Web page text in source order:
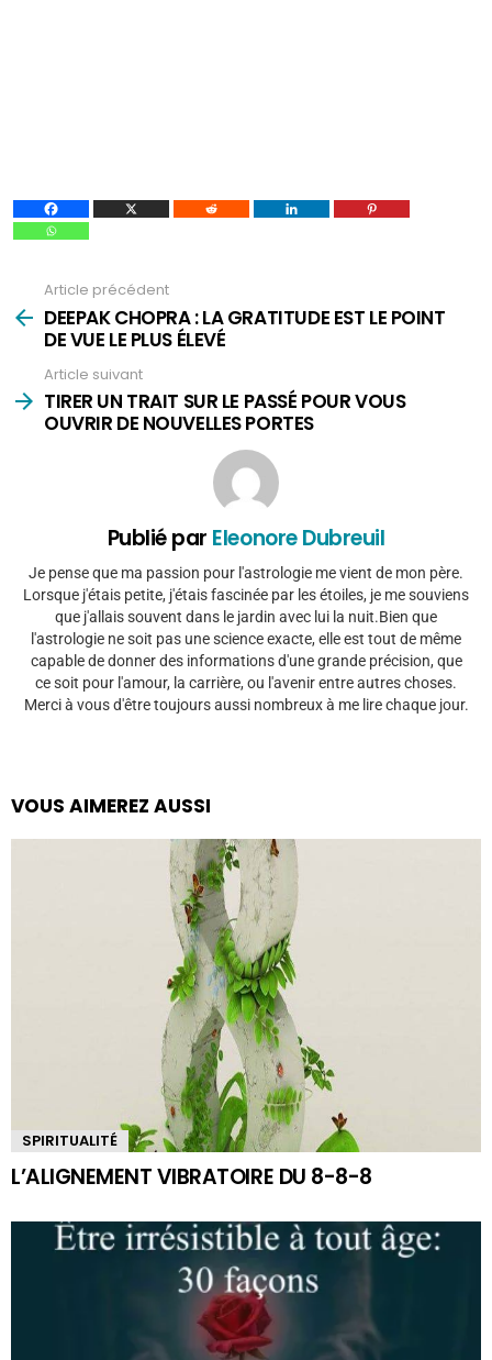
plus
Article précédent
DEEPAK CHOPRA : LA GRATITUDE EST LE POINT
DE VUE LE PLUS ÉLEVÉ
Article suivant
TIRER UN TRAIT SUR LE PASSÉ POUR VOUS
OUVRIR DE NOUVELLES PORTES
Publié par Eleonore Dubreuil
Je pense que ma passion pour l'astrologie me vient de mon père.
Lorsque j'étais petite, j'étais fascinée par les étoiles, je me souviens
que j'allais souvent dans le jardin avec lui la nuit.Bien que
l'astrologie ne soit pas une science exacte, elle est tout de même
capable de donner des informations d'une grande précision, que
ce soit pour l'amour, la carrière, ou l'avenir entre autres choses.
Merci à vous d'être toujours aussi nombreux à me lire chaque jour.
VOUS AIMEREZ AUSSI
SPIRITUALITÉ
L’ALIGNEMENT VIBRATOIRE DU 8-8-8